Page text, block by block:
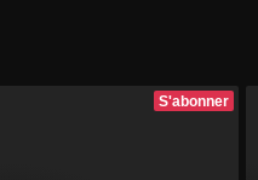
S'abonner